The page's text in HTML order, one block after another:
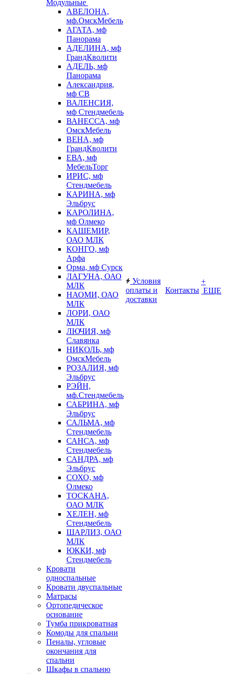
Модульные
АВЕЛОНА,
мф.ОмскМебель
АГАТА, мф
Панорама
АДЕЛИНА, мф
ГрандКволити
АДЕЛЬ, мф
Панорама
Александрия,
мф СВ
ВАЛЕНСИЯ,
мф Стендмебель
ВАНЕССА, мф
ОмскМебель
ВЕНА, мф
ГрандКволити
ЕВА, мф
МебельТорг
ИРИС, мф
Стендмебель
КАРИНА, мф
Эльбрус
КАРОЛИНА,
мф Олмеко
КАШЕМИР,
ОАО МЛК
КОНГО, мф
Арфа
Орма, мф Сурск
ЛАГУНА, ОАО
МЛК
НАОМИ, ОАО
МЛК
ЛОРИ, ОАО
МЛК
ЛЮЧИЯ, мф
Славянка
НИКОЛЬ, мф
ОмскМебель
РОЗАЛИЯ, мф
Эльбрус
РЭЙН,
мф.Стендмебель
САБРИНА, мф
Эльбрус
САЛЬМА, мф
Стендмебель
САНСА, мф
Стендмебель
САНДРА, мф
Эльбрус
СОХО, мф
Олмеко
ТОСКАНА,
ОАО МЛК
ХЕЛЕН, мф
Стендмебель
ШАРЛИЗ, ОАО
МЛК
ЮККИ, мф
Стендмебель
Кровати
односпальные
Кровати двуспальные
Матрасы
Ортопедическое
основание
Тумба прикроватная
Комоды для спальни
Пеналы, угловые
окончания для
спальни
Шкафы в спальню
Условия
оплаты и
доставки
Контакты
+
ЕЩЕ